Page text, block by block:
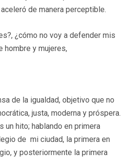
de manera perceptible.
¿cómo no voy a defender mis
hombre y mujeres,
de la igualdad, objetivo que no
justa, moderna y próspera.
un hito; hablando en primera
de mi ciudad, la primera en
y posteriormente la primera